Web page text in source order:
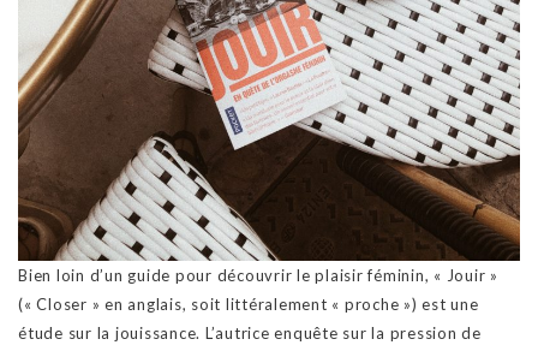
Bien loin d’un guide pour découvrir le plaisir féminin, « Jouir »
(« Closer » en anglais, soit littéralement « proche ») est une
étude sur la jouissance. L’autrice enquête sur la pression de